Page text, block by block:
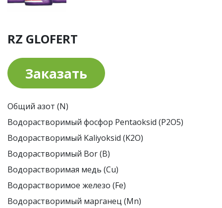
RZ GLOFERT
Заказать
Общий азот (N)
Водорастворимый фосфор Pentaoksid (P2O5)
Водорастворимый Kaliyoksid (K2O)
Водорастворимый Bor (B)
Водорастворимая медь (Cu)
Водорастворимое железо (Fe)
Водорастворимый марганец (Mn)